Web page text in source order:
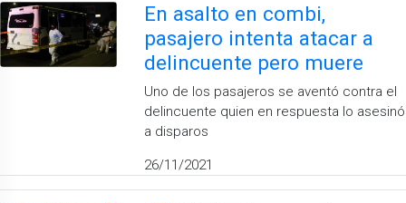
En asalto en combi,
pasajero intenta atacar a
delincuente pero muere
Uno de los pasajeros se aventó contra el
delincuente quien en respuesta lo asesinó
a disparos
26/11/2021